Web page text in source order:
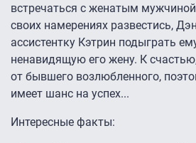
встречаться с женатым
своих намерениях развестись,
ассистентку Кэтрин подыграть
ненавидящую его жену. К
от бывшего возлюбленного,
имеет шанс на успех...
Интересные факты: